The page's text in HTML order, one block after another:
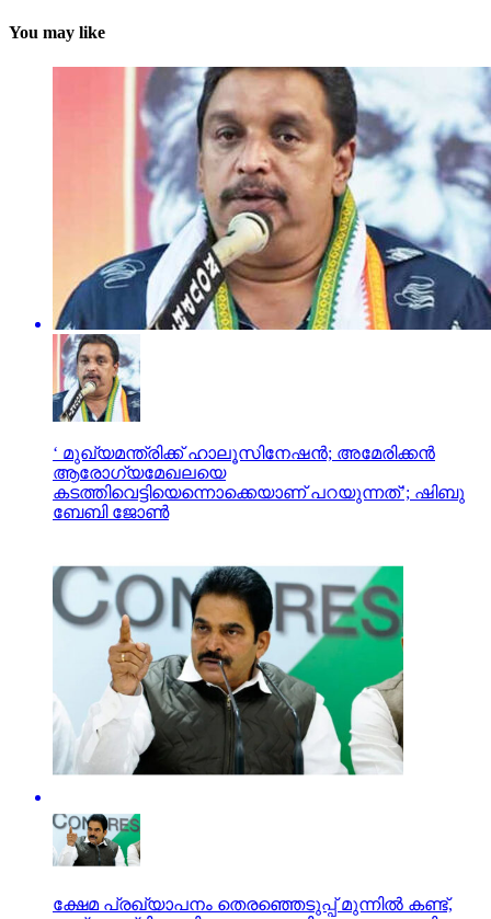
You may like
‘ മുഖ്യമന്ത്രിക്ക് ഹാലൂസിനേഷന്‍; അമേരിക്കന്‍
ആരോഗ്യമേഖലയെ
കടത്തിവെട്ടിയെന്നൊക്കെയാണ് പറയുന്നത്’; ഷിബു
ബേബി ജോണ്‍
ക്ഷേമ പ്രഖ്യാപനം തെരഞ്ഞെടുപ്പ് മുന്നിൽ കണ്ട്,